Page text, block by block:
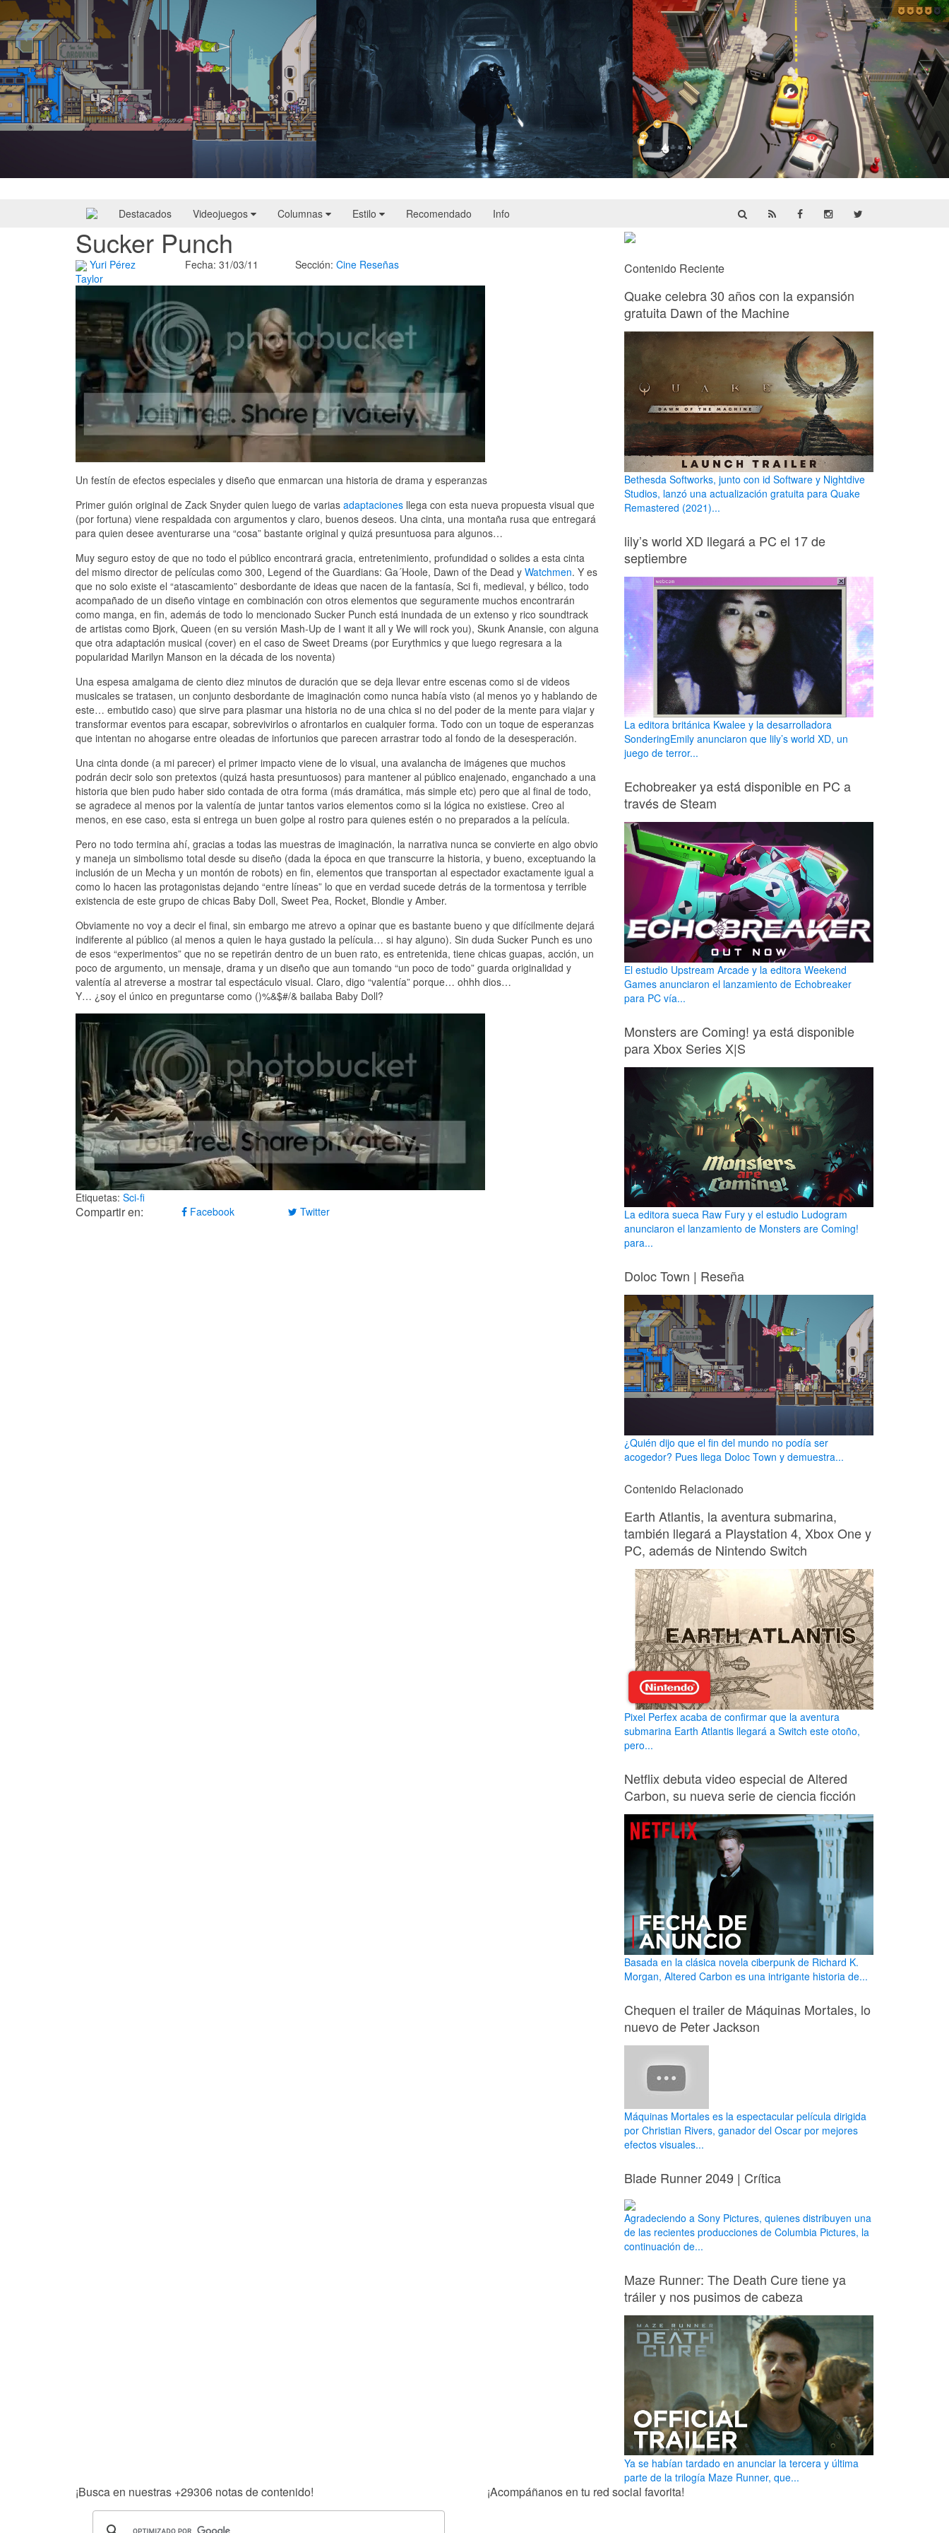
Destacados Videojuegos Columnas Estilo Recomendado Info
Sucker Punch
Yuri Pérez
Taylor
Fecha: 31/03/11 Sección: Cine Reseñas
Un festín de efectos especiales y diseño que enmarcan una historia de drama y esperanzas
Primer guión original de Zack Snyder quien luego de varias adaptaciones llega con esta nueva propuesta visual que
(por fortuna) viene respaldada con argumentos y claro, buenos deseos. Una cinta, una montaña rusa que entregará
para quien desee aventurarse una “cosa” bastante original y quizá presuntuosa para algunos…
Muy seguro estoy de que no todo el público encontrará gracia, entretenimiento, profundidad o solides a esta cinta
del mismo director de películas como 300, Legend of the Guardians: Ga´Hoole, Dawn of the Dead y Watchmen. Y es
que no solo existe el “atascamiento” desbordante de ideas que nacen de la fantasía, Sci fi, medieval, y bélico, todo
acompañado de un diseño vintage en combinación con otros elementos que seguramente muchos encontrarán
como manga, en fin, además de todo lo mencionado Sucker Punch está inundada de un extenso y rico soundtrack
de artistas como Bjork, Queen (en su versión Mash-Up de I want it all y We will rock you), Skunk Anansie, con alguna
que otra adaptación musical (cover) en el caso de Sweet Dreams (por Eurythmics y que luego regresara a la
popularidad Marilyn Manson en la década de los noventa)
Una espesa amalgama de ciento diez minutos de duración que se deja llevar entre escenas como si de videos
musicales se tratasen, un conjunto desbordante de imaginación como nunca había visto (al menos yo y hablando de
este… embutido caso) que sirve para plasmar una historia no de una chica si no del poder de la mente para viajar y
transformar eventos para escapar, sobrevivirlos o afrontarlos en cualquier forma. Todo con un toque de esperanzas
que intentan no ahogarse entre oleadas de infortunios que parecen arrastrar todo al fondo de la desesperación.
Una cinta donde (a mi parecer) el primer impacto viene de lo visual, una avalancha de imágenes que muchos
podrán decir solo son pretextos (quizá hasta presuntuosos) para mantener al público enajenado, enganchado a una
historia que bien pudo haber sido contada de otra forma (más dramática, más simple etc) pero que al final de todo,
se agradece al menos por la valentía de juntar tantos varios elementos como si la lógica no existiese. Creo al
menos, en ese caso, esta si entrega un buen golpe al rostro para quienes estén o no preparados a la película.
Pero no todo termina ahí, gracias a todas las muestras de imaginación, la narrativa nunca se convierte en algo obvio
y maneja un simbolismo total desde su diseño (dada la época en que transcurre la historia, y bueno, exceptuando la
inclusión de un Mecha y un montón de robots) en fin, elementos que transportan al espectador exactamente igual a
como lo hacen las protagonistas dejando “entre líneas” lo que en verdad sucede detrás de la tormentosa y terrible
existencia de este grupo de chicas Baby Doll, Sweet Pea, Rocket, Blondie y Amber.
Obviamente no voy a decir el final, sin embargo me atrevo a opinar que es bastante bueno y que difícilmente dejará
indiferente al público (al menos a quien le haya gustado la película… si hay alguno). Sin duda Sucker Punch es uno
de esos “experimentos” que no se repetirán dentro de un buen rato, es entretenida, tiene chicas guapas, acción, un
poco de argumento, un mensaje, drama y un diseño que aun tomando “un poco de todo” guarda originalidad y
valentía al atreverse a mostrar tal espectáculo visual. Claro, digo “valentía” porque… ohhh dios…
Y… ¿soy el único en preguntarse como ()%&$#/& bailaba Baby Doll?
Etiquetas: Sci-fi
Compartir en: Facebook Twitter
Contenido Reciente
Quake celebra 30 años con la expansión
gratuita Dawn of the Machine
Bethesda Softworks, junto con id Software y Nightdive
Studios, lanzó una actualización gratuita para Quake
Remastered (2021)...
lily’s world XD llegará a PC el 17 de
septiembre
La editora británica Kwalee y la desarrolladora
SonderingEmily anunciaron que lily’s world XD, un
juego de terror...
Echobreaker ya está disponible en PC a
través de Steam
El estudio Upstream Arcade y la editora Weekend
Games anunciaron el lanzamiento de Echobreaker
para PC vía...
Monsters are Coming! ya está disponible
para Xbox Series X|S
La editora sueca Raw Fury y el estudio Ludogram
anunciaron el lanzamiento de Monsters are Coming!
para...
Doloc Town | Reseña
¿Quién dijo que el fin del mundo no podía ser
acogedor? Pues llega Doloc Town y demuestra...
Contenido Relacionado
Earth Atlantis, la aventura submarina,
también llegará a Playstation 4, Xbox One y
PC, además de Nintendo Switch
Pixel Perfex acaba de confirmar que la aventura
submarina Earth Atlantis llegará a Switch este otoño,
pero...
Netflix debuta video especial de Altered
Carbon, su nueva serie de ciencia ficción
Basada en la clásica novela ciberpunk de Richard K.
Morgan, Altered Carbon es una intrigante historia de...
Chequen el trailer de Máquinas Mortales, lo
nuevo de Peter Jackson
Máquinas Mortales es la espectacular película dirigida
por Christian Rivers, ganador del Oscar por mejores
efectos visuales...
Blade Runner 2049 | Crítica
Agradeciendo a Sony Pictures, quienes distribuyen una
de las recientes producciones de Columbia Pictures, la
continuación de...
Maze Runner: The Death Cure tiene ya
tráiler y nos pusimos de cabeza
Ya se habían tardado en anunciar la tercera y última
parte de la trilogía Maze Runner, que...
¡Busca en nuestras +29306 notas de contenido! ¡Acompáñanos en tu red social favorita!